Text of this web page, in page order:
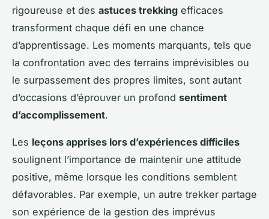
rigoureuse et des astuces trekking efficaces
transforment chaque défi en une chance
d’apprentissage. Les moments marquants, tels que
la confrontation avec des terrains imprévisibles ou
le surpassement des propres limites, sont autant
d’occasions d’éprouver un profond sentiment
d’accomplissement.
Les leçons apprises lors d’expériences difficiles
soulignent l’importance de maintenir une attitude
positive, même lorsque les conditions semblent
défavorables. Par exemple, un autre trekker partage
son expérience de la gestion des imprévus